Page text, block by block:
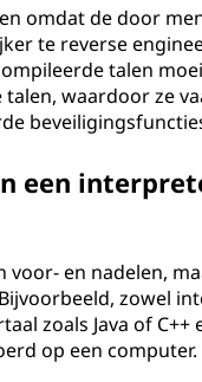
omdat de door
te reverse
talen
waardoor ze
een
en nadelen,
zowel
zoals Java of C++
op een computer.